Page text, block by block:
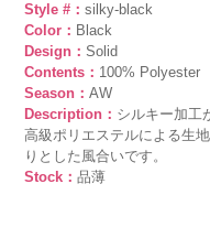
Style #：silky-black
Color： Black
Design：Solid
Contents： 100% Polyester
Season：AW
Description： シルキー加工
高級ポリエステルによる生
りとした風合いです。
Stock：品薄